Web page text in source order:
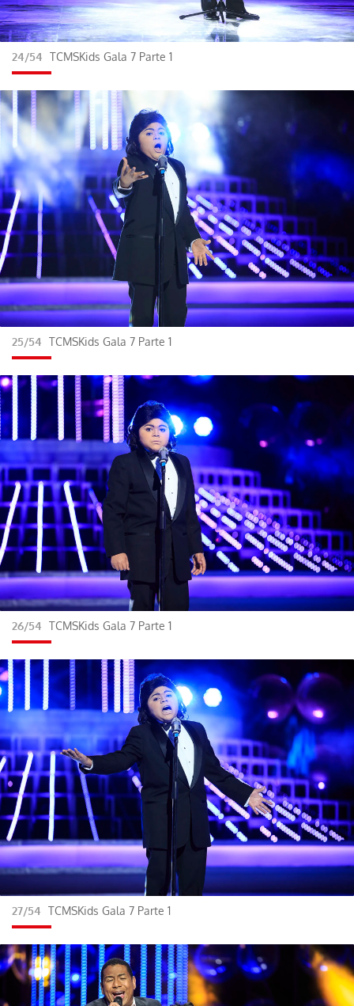
24/54 TCMSKids Gala 7 Parte 1
25/54 TCMSKids Gala 7 Parte 1
26/54 TCMSKids Gala 7 Parte 1
27/54 TCMSKids Gala 7 Parte 1